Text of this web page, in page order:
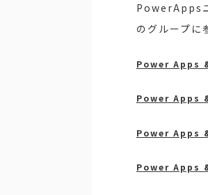
PowerApps
のグループに
Power Apps
Power Apps
Power Apps
Power Apps